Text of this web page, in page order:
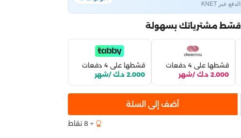
قسّط مشترياتك بسهولة
قسّطها على 4 دفعات
2.000 د.ك /شهر
قسّطها على 4 دفعات
2.000 د.ك /شهر
أضف إلى السلة
+ 8 نقاط